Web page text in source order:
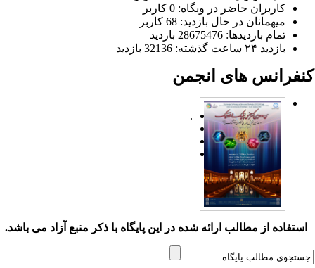
کاربران حاضر در وبگاه: 0 کاربر
میهمانان در حال بازدید: 68 کاربر
تمام بازدید‌ها: 28675476 بازدید
بازدید ۲۴ ساعت گذشته: 32136 بازدید
های انجمن
.
استفاده از مطالب ارائه شده در این پایگاه با ذکر منبع آزاد می باشد.